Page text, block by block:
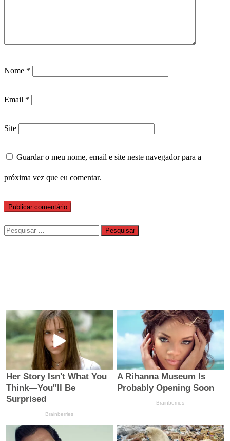
Nome *
Email *
Site
Guardar o meu nome, email e site neste navegador para a
próxima vez que eu comentar.
Pesquisar
por: